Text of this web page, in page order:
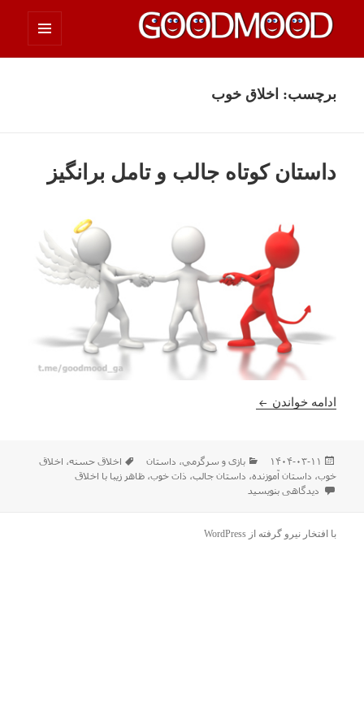
چیزای خووب مووب
برچسب: اخلاق خوب
داستان کوتاه جالب و تامل برانگیز
ادامه خواندن داستان کوتاه جالب و تامل برانگیز
ارسال
شده
در
۱۴۰۴-۰۳-۱۱ دسته‌ها
بازی و سرگرمي، داستان برچسب‌ها
اخلاق حسنه، اخلاق
خوب، داستان آموزنده، داستان جالب، ذات خوب،ظاهر زیبا با اخلاق
برای داستان کوتاه جالب و تامل برانگیز
دیدگاهی بنویسید
با افتخار نیرو گرفته از WordPress